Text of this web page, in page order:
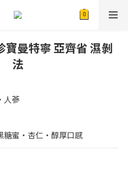
寶曼特寧 亞齊省 濕剝
法
人蔘
糖蜜・杏仁・醇厚口感